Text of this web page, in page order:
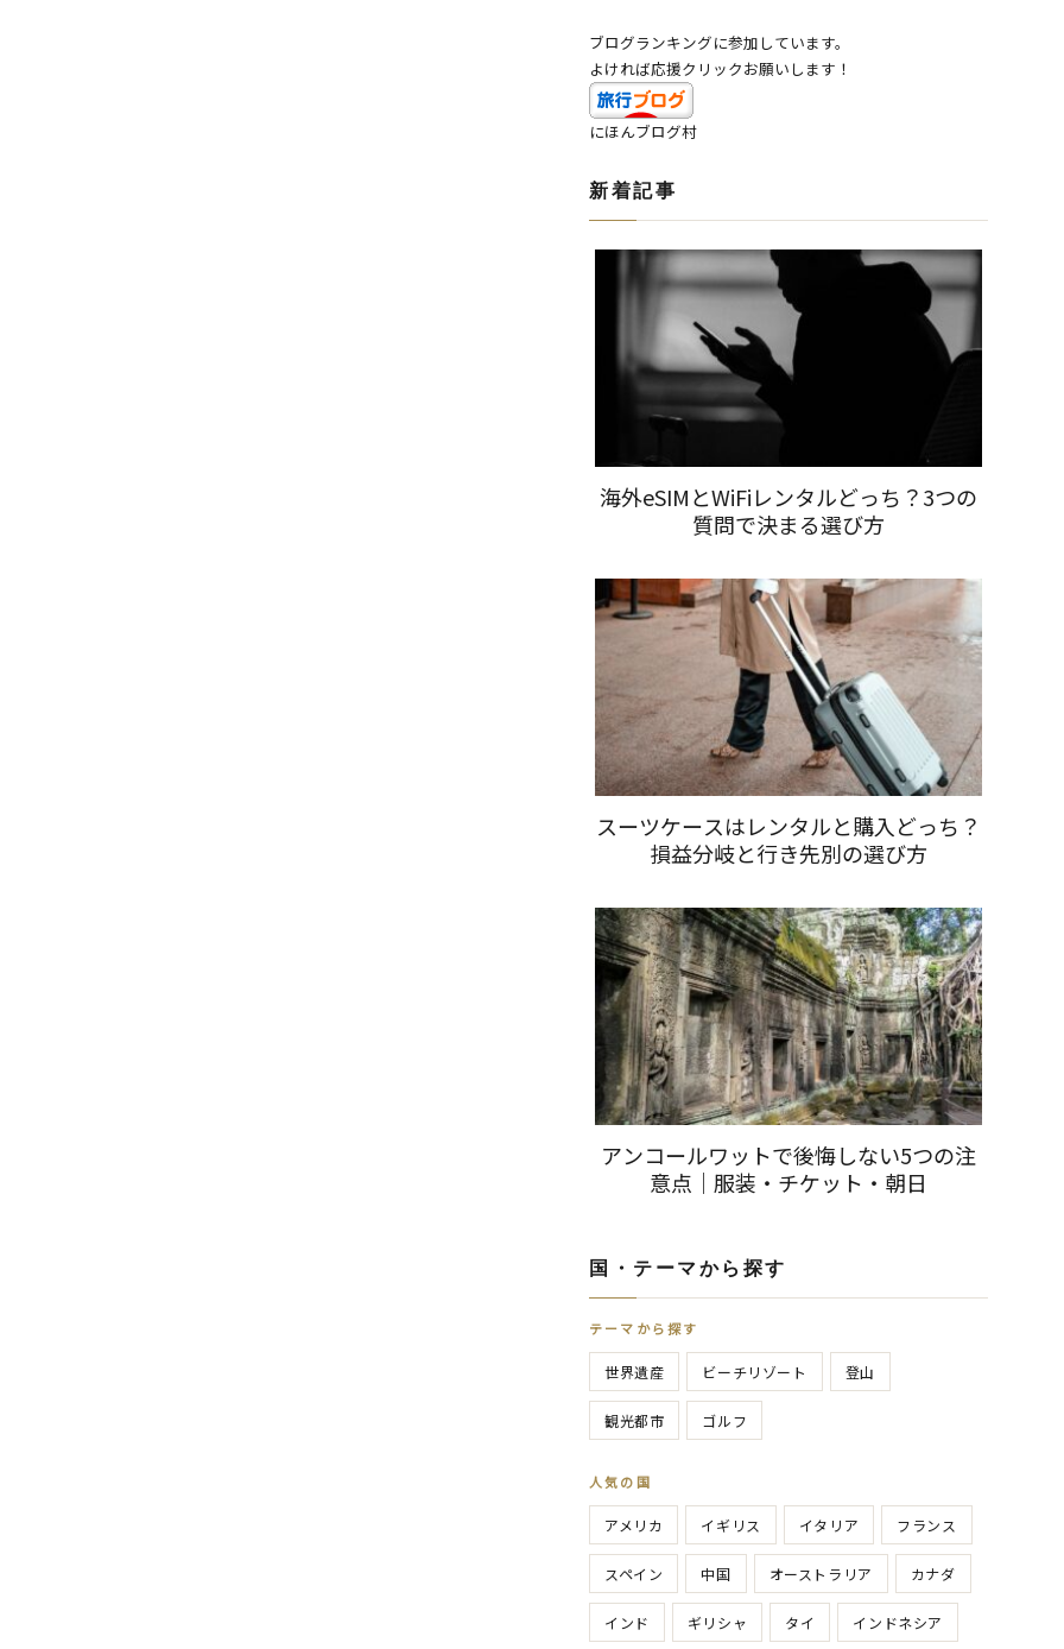
ブログランキングに参加しています。
よければ応援クリックお願いします！
にほんブログ村
新着記事
海外eSIMとWiFiレンタルどっち？3つの
質問で決まる選び方
スーツケースはレンタルと購入どっち？
損益分岐と行き先別の選び方
アンコールワットで後悔しない5つの注
意点｜服装・チケット・朝日
国・テーマから探す
テーマから探す
世界遺産 ビーチリゾート 登山
観光都市 ゴルフ
人気の国
アメリカ イギリス イタリア フランス
スペイン 中国 オーストラリア カナダ
インド ギリシャ タイ インドネシア